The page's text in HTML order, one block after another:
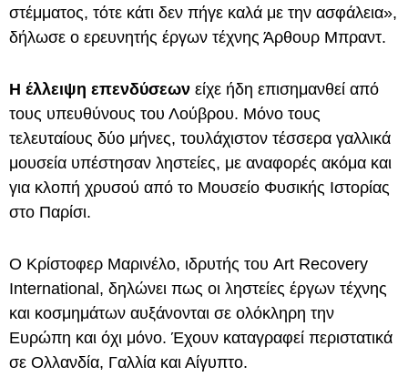
στέμματος, τότε κάτι δεν πήγε καλά με την ασφάλεια»,
δήλωσε ο ερευνητής έργων τέχνης Άρθουρ Μπραντ.
Η έλλειψη επενδύσεων είχε ήδη επισημανθεί από
τους υπευθύνους του Λούβρου. Μόνο τους
τελευταίους δύο μήνες, τουλάχιστον τέσσερα γαλλικά
μουσεία υπέστησαν ληστείες, με αναφορές ακόμα και
για κλοπή χρυσού από το Μουσείο Φυσικής Ιστορίας
στο Παρίσι.
Ο Κρίστοφερ Μαρινέλο, ιδρυτής του Art Recovery
International, δηλώνει πως οι ληστείες έργων τέχνης
και κοσμημάτων αυξάνονται σε ολόκληρη την
Ευρώπη και όχι μόνο. Έχουν καταγραφεί περιστατικά
σε Ολλανδία, Γαλλία και Αίγυπτο.